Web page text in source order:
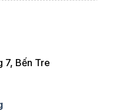
7, Bến Tre